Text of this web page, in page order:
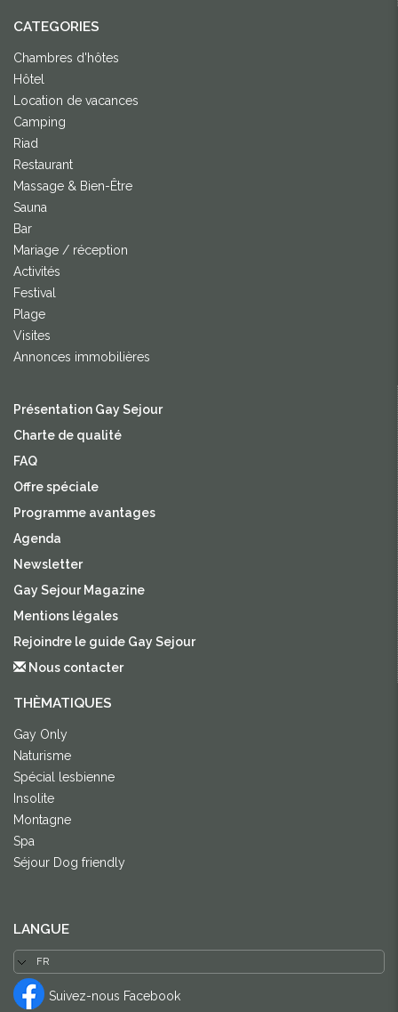
CATEGORIES
Chambres d'hôtes
Hôtel
Location de vacances
Camping
Riad
Restaurant
Massage & Bien-Être
Sauna
Bar
Mariage / réception
Activités
Festival
Plage
Visites
Annonces immobilières
Présentation Gay Sejour
Charte de qualité
FAQ
Offre spéciale
Programme avantages
Agenda
Newsletter
Gay Sejour Magazine
Mentions légales
Rejoindre le guide Gay Sejour
Nous contacter
THÈMATIQUES
Gay Only
Naturisme
Spécial lesbienne
Insolite
Montagne
Spa
Séjour Dog friendly
LANGUE
Suivez-nous Facebook